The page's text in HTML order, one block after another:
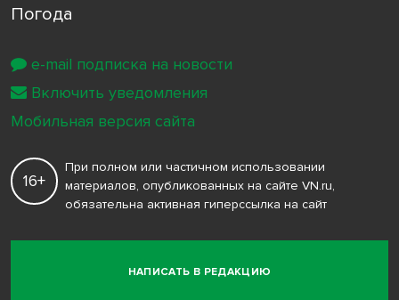
Погода
НАПИСАТЬ В РЕДАКЦИЮ
16+
При полном или частичном использовании
материалов, опубликованных на сайте VN.ru,
обязательна активная гиперссылка на сайт
e-mail подписка на новости
Включить уведомления
Мобильная версия сайта